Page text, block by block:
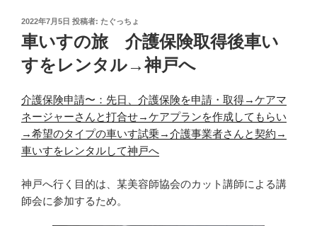
投
稿
日:
2022年7月5日 投稿者: たぐっちょ
車いすの旅 介護保険取得後車い
すをレンタル→神戸へ
介護保険申請〜：先日、介護保険を申請・取得→ケアマ
ネージャーさんと打合せ→ケアプランを作成してもらい
→希望のタイプの車いす試乗→介護事業者さんと契約→
車いすをレンタルして神戸へ
神戸へ行く目的は、某美容師協会のカット講師による講
師会に参加するため。